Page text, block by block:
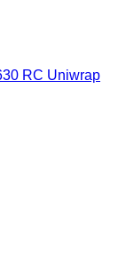
RC Uniwrap